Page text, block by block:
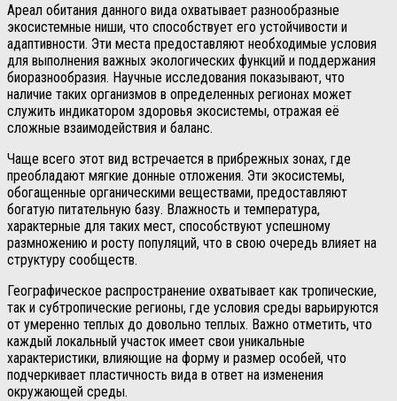
Ареал обитания данного вида охватывает разнообразные
экосистемные ниши, что способствует его устойчивости и
адаптивности. Эти места предоставляют необходимые условия
для выполнения важных экологических функций и поддержания
биоразнообразия. Научные исследования показывают, что
наличие таких организмов в определенных регионах может
служить индикатором здоровья экосистемы, отражая её
сложные взаимодействия и баланс.
Чаще всего этот вид встречается в прибрежных зонах, где
преобладают мягкие донные отложения. Эти экосистемы,
обогащенные органическими веществами, предоставляют
богатую питательную базу. Влажность и температура,
характерные для таких мест, способствуют успешному
размножению и росту популяций, что в свою очередь влияет на
структуру сообществ.
Географическое распространение охватывает как тропические,
так и субтропические регионы, где условия среды варьируются
от умеренно теплых до довольно теплых. Важно отметить, что
каждый локальный участок имеет свои уникальные
характеристики, влияющие на форму и размер особей, что
подчеркивает пластичность вида в ответ на изменения
окружающей среды.